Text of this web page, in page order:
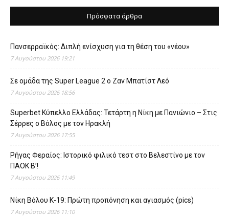
Πρόσφατα άρθρα
Πανσερραϊκός: Διπλή ενίσχυση για τη θέση του «νέου»
7 Αυγούστου 2026 19:21
Σε ομάδα της Super League 2 o Ζαν Μπατίστ Λεό
7 Αυγούστου 2026 18:56
Superbet Κύπελλο Ελλάδας: Τετάρτη η Νίκη με Πανιώνιο – Στις
Σέρρες ο Βόλος με τον Ηρακλή
7 Αυγούστου 2026 17:55
Ρήγας Φεραίος: Ιστορικό φιλικό τεστ στο Βελεστίνο με τον
ΠΑΟΚ Β’!
7 Αυγούστου 2026 11:49
Νίκη Βόλου Κ-19: Πρώτη προπόνηση και αγιασμός (pics)
7 Αυγούστου 2026 11:10